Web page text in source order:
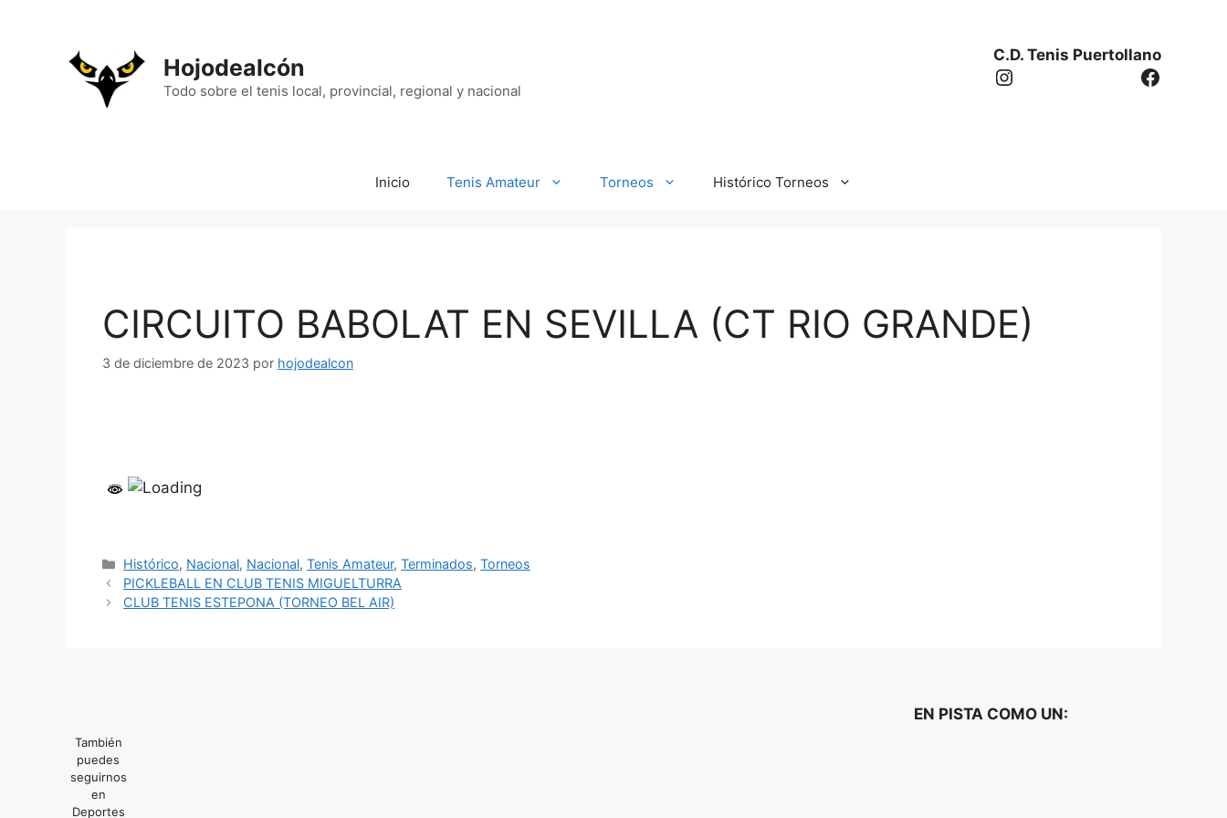
contenido
Hojodealcón
Todo sobre el tenis local, provincial, regional y nacional
C.D. Tenis Puertollano
Instagram
Inicio Tenis Amateur Torneos Histórico Torneos
CIRCUITO BABOLAT EN SEVILLA (CT RIO GRANDE)
3 de diciembre de 2023 por hojodealcon
Categorías
Histórico, Nacional, Nacional,Tenis Amateur,Terminados,Torneos
PICKLEBALL EN CLUB TENIS MIGUELTURRA
CLUB TENIS ESTEPONA (TORNEO BEL AIR)
También
puedes
seguirnos
en
Deportes
EN PISTA COMO UN: